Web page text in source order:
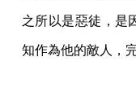
之所以是惡徒，是
知作為他的敵人，